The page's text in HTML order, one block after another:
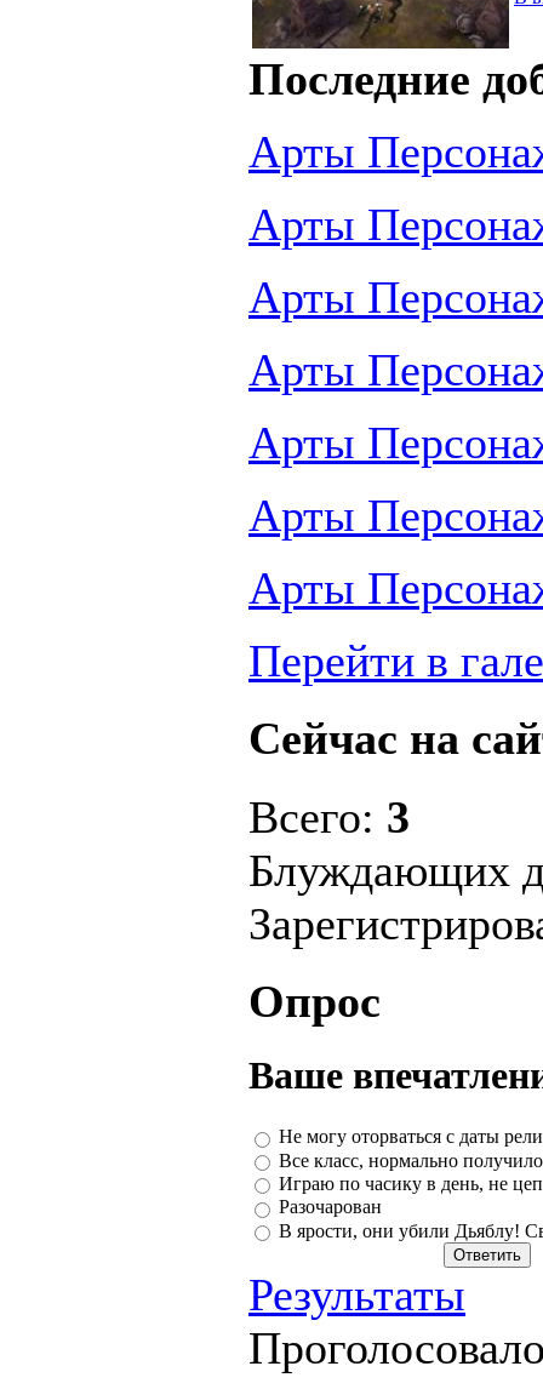
Последние
Арты
Арты
Арты
Арты
Арты
Арты
Арты
Перейти в
Сейчас на
Всего: 3
Блуждающих
Опрос
Ваше
Не могу оторваться с даты
Все класс, нормально
Играю по часику в день, не
Разочарован
В ярости, они убили Дьяблу!
Результаты